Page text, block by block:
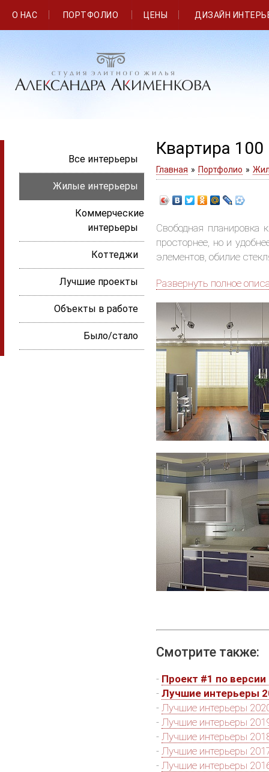
О НАС ПОРТФОЛИО ЦЕНЫ ДИЗАЙН
Все интерьеры
Жилые интерьеры
Коммерческие
интерьеры
Коттеджи
Лучшие проекты
Объекты в работе
Было/стало
Квартира
Главная » Портфолио »
Свободная планировка
просторнее, но и
элементов, обилие
Развернуть полное
Смотрите также:
- Проект #1 по версии
- Лучшие интерьеры
- Лучшие интерьеры
- Лучшие интерьеры
- Лучшие интерьеры
- Лучшие интерьеры
- Лучшие интерьеры